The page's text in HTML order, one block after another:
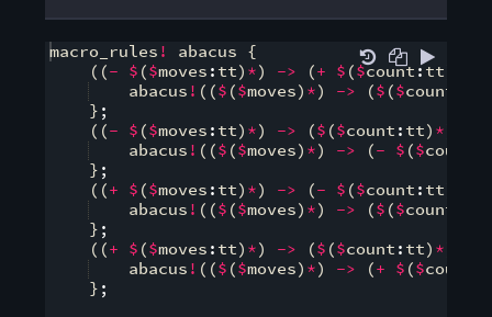
macro_rules ! abacus {
((- $ ($moves : tt) *) -> (+ $ ($count :tt
    abacus
! (($ ($moves) *) -> ($ ($count
} ;
((- $ ($moves : tt) *) -> ($ ($count : tt) *
    abacus
! (($ ($moves) *) -> (- $ ($count
} ;
((+ $ ($moves : tt) *) -> (- $ ($count : tt
    abacus
! (($ ($moves) *) -> ($ ($count
} ;
((+ $ ($moves : tt) *) -> ($ ($count : tt) *
    abacus
! (($ ($moves) *) -> (+ $ ($count
} ;